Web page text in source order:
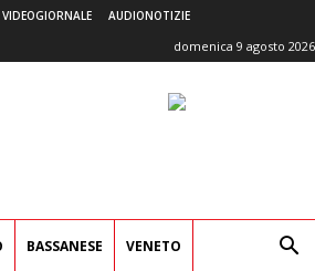
VIDEOGIORNALE AUDIONOTIZIE
domenica 9 agosto 2026
BASSANESE VENETO